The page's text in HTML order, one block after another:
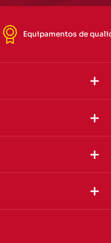
Equipamentos de